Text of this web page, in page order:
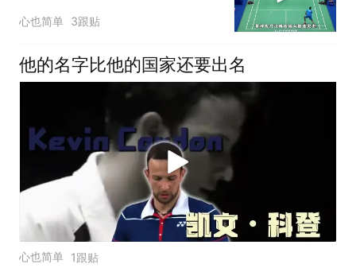
击手
心也简单 3跟贴
他的名字比他的国家还要出名
心也简单 1跟贴